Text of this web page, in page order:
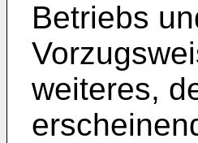
Betriebs
weiteres,